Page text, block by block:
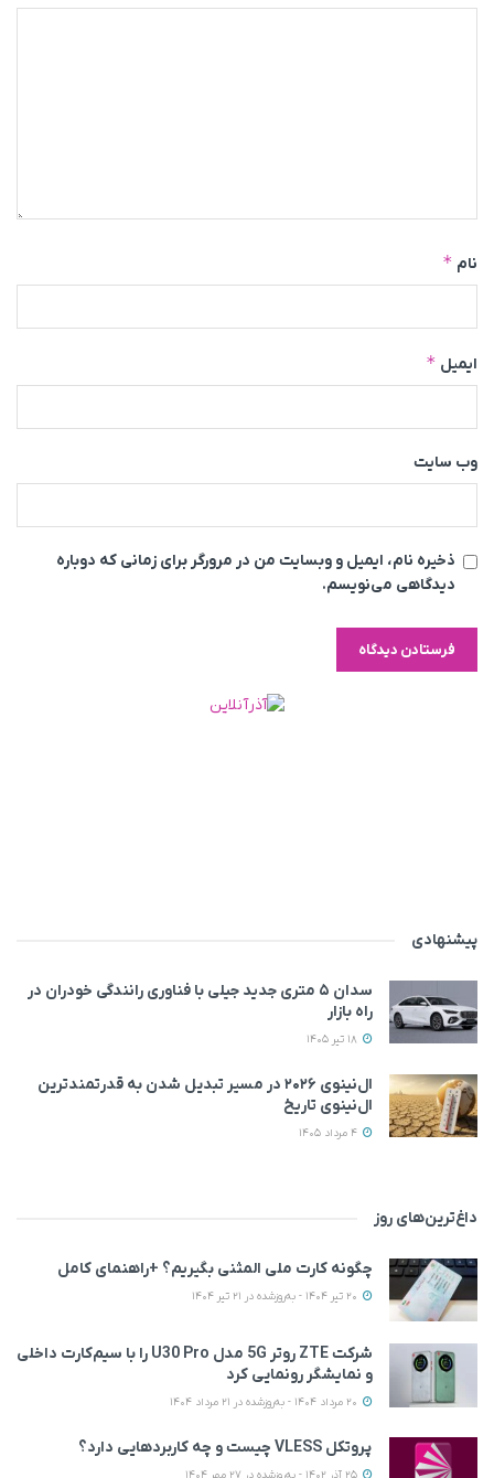
نام *
ایمیل *
وب‌ سایت
ذخیره نام، ایمیل و وبسایت من در مرورگر برای زمانی که دوباره
دیدگاهی می‌نویسم.
پیشنهادی
سدان ۵ متری جدید جیلی با فناوری رانندگی خودران در
راه بازار
ال‌نینوی ۲۰۲۶ در مسیر تبدیل شدن به قدرتمندترین
ال‌نینوی تاریخ
داغ‌ترین‌های روز
چگونه کارت ملی المثنی بگیریم؟ +راهنمای کامل
شرکت ZTE روتر 5G مدل U30 Pro را با سیم‌کارت داخلی
و نمایشگر رونمایی کرد
پروتکل VLESS چیست و چه کاربردهایی دارد؟